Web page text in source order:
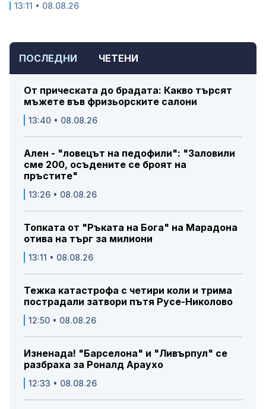
ПОСЛЕДНИ ЧЕТЕНИ
От прическата до брадата: Какво търсят
мъжете във фризьорските салони
13:40 • 08.08.26
Ален - "ловецът на педофили": "Заловили
сме 200, осъдените се броят на
пръстите"
13:26 • 08.08.26
Топката от "Ръката на Бога" на Марадона
отива на търг за милиони
13:11 • 08.08.26
Тежка катастрофа с четири коли и трима
пострадали затвори пътя Русе-Николово
12:50 • 08.08.26
Изненада! "Барселона" и "Ливърпул" се
разбраха за Роналд Араухо
12:33 • 08.08.26
13:11 • 08.08.26